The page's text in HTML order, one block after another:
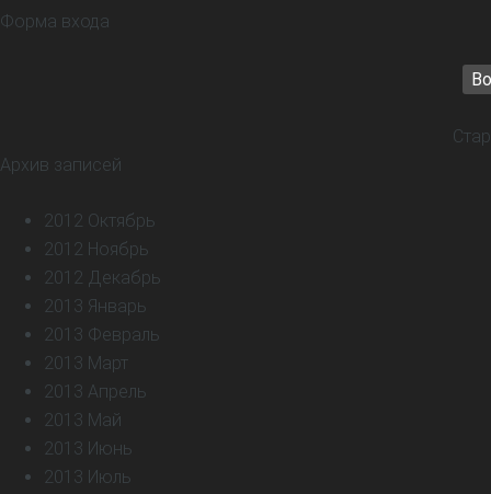
Форма входа
Архив записей
2012 Октябрь
2012 Ноябрь
2012 Декабрь
2013 Январь
2013 Февраль
2013 Март
2013 Апрель
2013 Май
2013 Июнь
2013 Июль